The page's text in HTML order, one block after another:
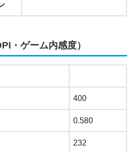
・ゲーム内感度）
400
0.580
232